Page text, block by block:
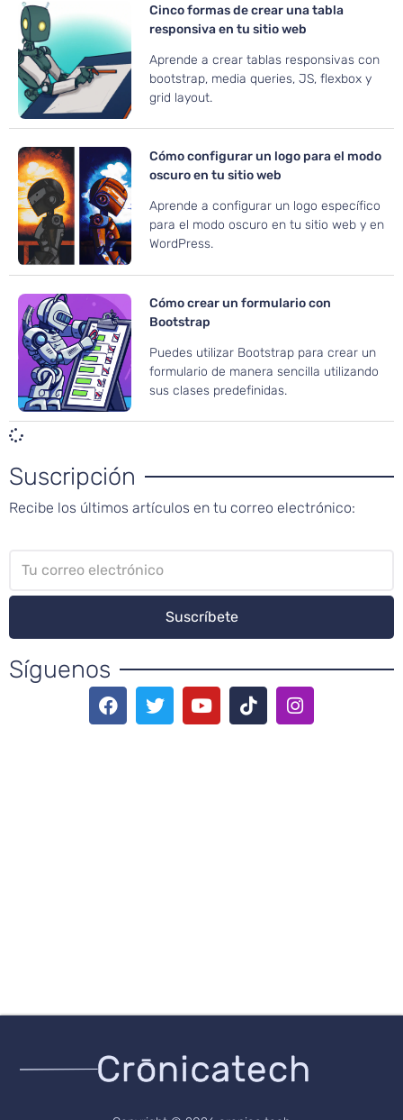
Cinco formas de crear una tabla
responsiva en tu sitio web
Aprende a crear tablas responsivas con
bootstrap, media queries, JS, flexbox y
grid layout.
Cómo configurar un logo para el modo
oscuro en tu sitio web
Aprende a configurar un logo específico
para el modo oscuro en tu sitio web y en
WordPress.
Cómo crear un formulario con
Bootstrap
Puedes utilizar Bootstrap para crear un
formulario de manera sencilla utilizando
sus clases predefinidas.
Suscripción
Recibe los últimos artículos en tu correo electrónico:
Síguenos